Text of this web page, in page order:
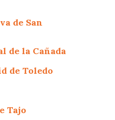
de San
de la Cañada
de Toledo
Tajo